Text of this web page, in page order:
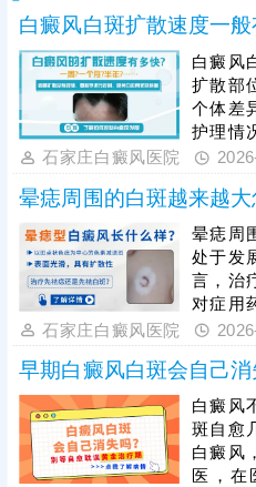
白癜风白斑扩散速度一
白癜风
扩散部
个体差
护理情
乱、精
制病情
据白癜
疗，日
晒、摩
息与良
概率，
石家庄白癜风医院
晕痣周围的白斑越来越
晕痣周
处于发
言，治
对症用
扩散。
病情允
308激
快，安
施，避
二者相
石家庄白癜风医院
早期白癜风白斑会自己
白癜风
斑自愈
白癜风
医，在